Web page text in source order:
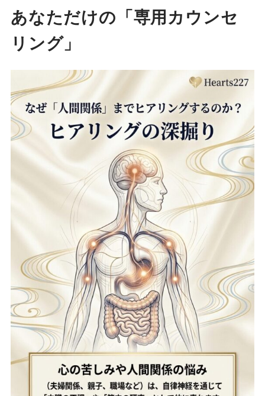
あなただけの「専用カウンセ
リング」